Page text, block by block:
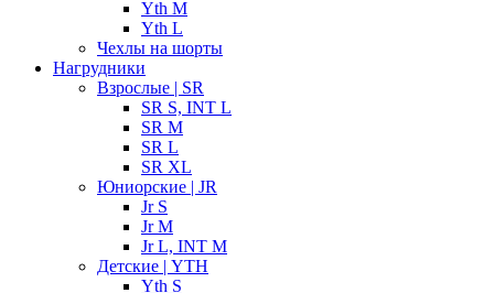
Yth M
Yth L
Чехлы на шорты
Нагрудники
Взрослые | SR
SR S, INT L
SR M
SR L
SR XL
Юниорские | JR
Jr S
Jr M
Jr L, INT M
Детские | YTH
Yth S